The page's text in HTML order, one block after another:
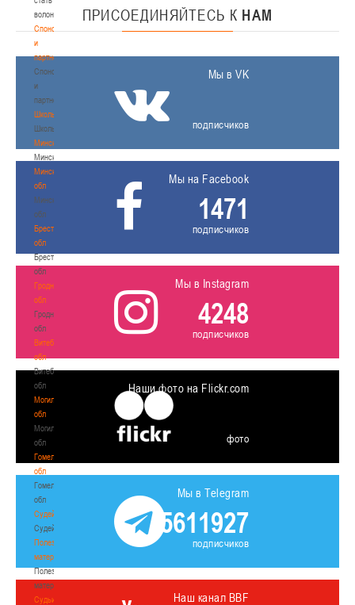
волонтером
Спонсоры
и
партнеры
Спонсоры
и
партнеры
Школы
Школы
Минск
Минск
Минская
обл
Минская
обл
Брестская
обл
Брестская
обл
Гродненская
обл
Гродненская
обл
Витебская
обл
Витебская
обл
Могилевская
обл
Могилевская
обл
Гомельская
обл
Гомельская
обл
Судейство
Судейство
Полезные
материалы
Полезные
материалы
Судьи
ПРИСОЕДИНЯЙТЕСЬ К НАМ
Мы в VK
подписчиков
Мы на Facebook
1471
подписчиков
Мы в Instagram
4248
подписчиков
Наши фото на Flickr.com
фото
Мы в Telegram
5611927
подписчиков
Наш канал BBF